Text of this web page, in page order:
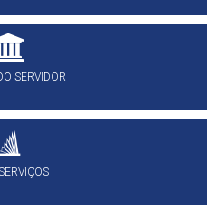
SERVIDOR